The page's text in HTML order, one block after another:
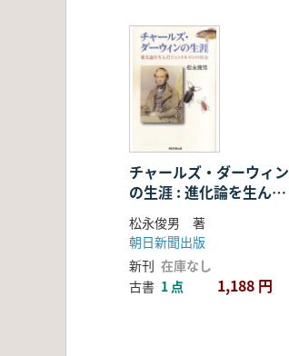
チャールズ・ダーウィン
の生涯 : 進化論を生んだ
ジェントルマンの社会
松永俊男 著
朝日新聞出版
新刊 在庫なし
古書 1 点 1,188 円